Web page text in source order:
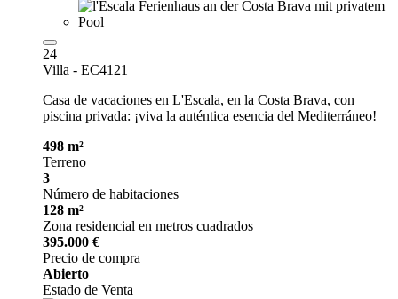
24
Villa - EC4121
Casa de vacaciones en L'Escala, en la Costa Brava, con
piscina privada: ¡viva la auténtica esencia del Mediterráneo!
498 m²
Terreno
3
Número de habitaciones
128 m²
Zona residencial en metros cuadrados
395.000 €
Precio de compra
Abierto
Estado de Venta